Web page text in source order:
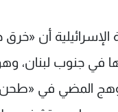
الإسرائيلية أن
في جنوب لبنان،
وهج المضي في